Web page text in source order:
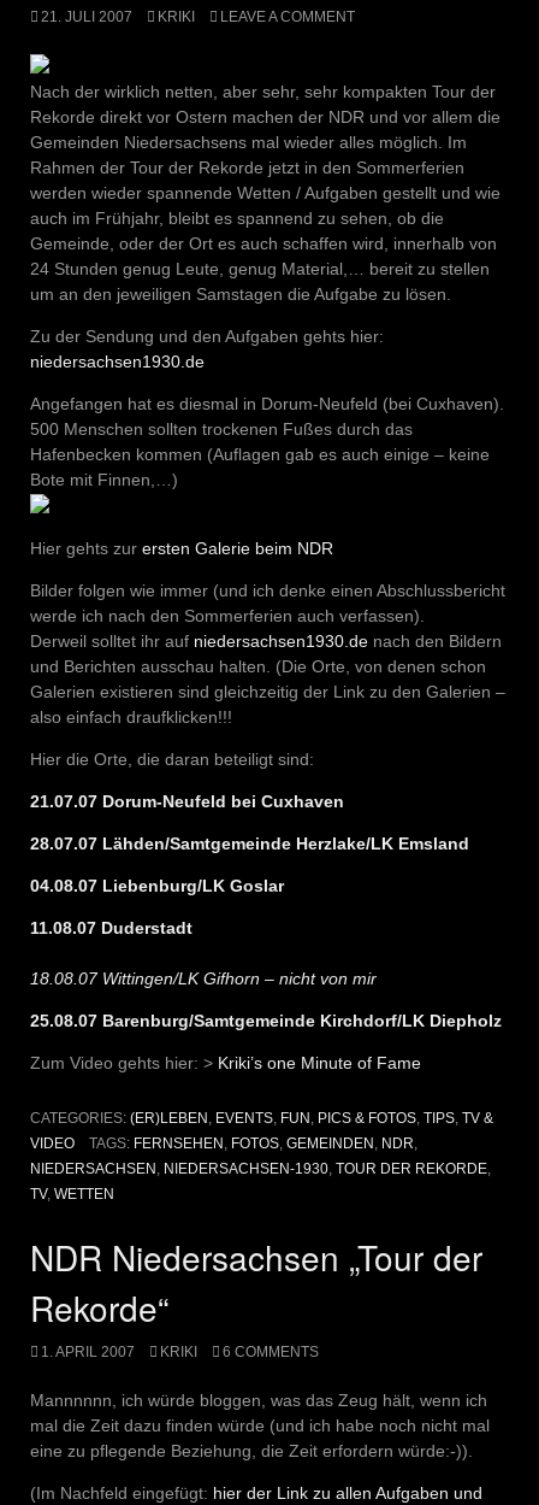
21. JULI 2007 KRIKI LEAVE A COMMENT
Nach der wirklich netten, aber sehr, sehr kompakten Tour der
Rekorde direkt vor Ostern machen der NDR und vor allem die
Gemeinden Niedersachsens mal wieder alles möglich. Im
Rahmen der Tour der Rekorde jetzt in den Sommerferien
werden wieder spannende Wetten / Aufgaben gestellt und wie
auch im Frühjahr, bleibt es spannend zu sehen, ob die
Gemeinde, oder der Ort es auch schaffen wird, innerhalb von
24 Stunden genug Leute, genug Material,… bereit zu stellen
um an den jeweiligen Samstagen die Aufgabe zu lösen.
Zu der Sendung und den Aufgaben gehts hier:
niedersachsen1930.de
Angefangen hat es diesmal in Dorum-Neufeld (bei Cuxhaven).
500 Menschen sollten trockenen Fußes durch das
Hafenbecken kommen (Auflagen gab es auch einige – keine
Bote mit Finnen,…)
Hier gehts zur ersten Galerie beim NDR
Bilder folgen wie immer (und ich denke einen Abschlussbericht
werde ich nach den Sommerferien auch verfassen).
Derweil solltet ihr auf niedersachsen1930.de nach den Bildern
und Berichten ausschau halten. (Die Orte, von denen schon
Galerien existieren sind gleichzeitig der Link zu den Galerien –
also einfach draufklicken!!!
Hier die Orte, die daran beteiligt sind:
21.07.07 Dorum-Neufeld bei Cuxhaven
28.07.07 Lähden/Samtgemeinde Herzlake/LK Emsland
04.08.07 Liebenburg/LK Goslar
11.08.07 Duderstadt
18.08.07 Wittingen/LK Gifhorn – nicht von mir
25.08.07 Barenburg/Samtgemeinde Kirchdorf/LK Diepholz
Zum Video gehts hier: > Kriki’s one Minute of Fame
CATEGORIES: (ER)LEBEN , EVENTS, FUN , PICS & FOTOS, TIPS, TV &
VIDEO
TAGS: FERNSEHEN , FOTOS, GEMEINDEN , NDR,
NIEDERSACHSEN , NIEDERSACHSEN-1930, TOUR DER REKORDE,
TV, WETTEN
NDR Niedersachsen „Tour der
Rekorde“
1. APRIL 2007 KRIKI 6 COMMENTS
Mannnnnn, ich würde bloggen, was das Zeug hält, wenn ich
mal die Zeit dazu finden würde (und ich habe noch nicht mal
eine zu pflegende Beziehung, die Zeit erfordern würde:-)).
(Im Nachfeld eingefügt: hier der Link zu allen Aufgaben und